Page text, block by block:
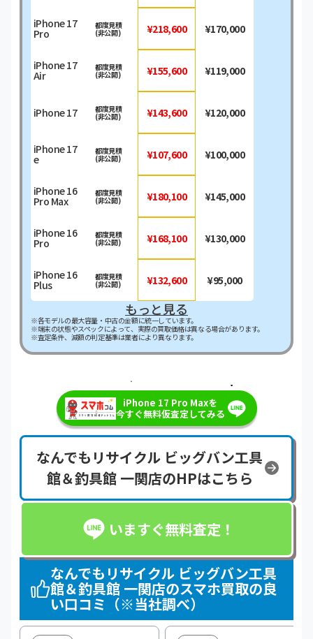
iPhone 17
Pro
iPhone 17
Air
iPhone 17
iPhone 17
e
iPhone 16
Pro Max
iPhone 16
Pro
iPhone 16
Plus
都度見積
(非公開)
都度見積
(非公開)
都度見積
(非公開)
都度見積
(非公開)
都度見積
(非公開)
都度見積
(非公開)
都度見積
(非公開)
¥218,600
¥155,600
¥143,600
¥107,600
¥180,100
¥168,100
¥132,600
¥170,000
¥119,000
¥120,000
¥100,000
¥145,000
¥130,000
¥95,000
もっと見る
※各モデルの最大容量・中古の金額に統一しています。
※端末の状態やスペックによって、実際の買取価格は異なる場合があります。
※査定条件、減額の判定基準は業者により異なります。
＼最短即日・現金で振り込み！／
iPhone 17 Pro Maxを
今すぐ無料仮査定してみる
なんでもリサイクル ビッグバン工具
館＆釣具館 一関店のHPはこちら
いますぐ無料査定！
なんでもリサイクル ビッグバン工具
館＆釣具館 一関店のスマホ買取の良
い口コミ（※当社調べ）